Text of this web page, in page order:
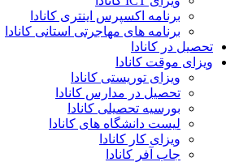
برنامه اکسپرس اینتری کانادا
برنامه های مهاجرتی استانی کانادا
تحصیل در کانادا
ویزای موقت کانادا
ویزای توریستی کانادا
تحصیل در مدارس کانادا
بورسیه تحصیلی کانادا
لیست دانشگاه های کانادا
ویزای کار کانادا
جاب آفر کانادا